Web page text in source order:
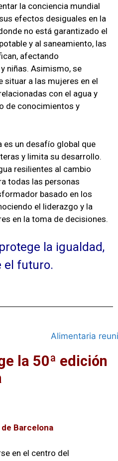
la conciencia mundial
efectos desiguales en la
no está garantizado el
y al saneamiento, las
afectando
niñas. Asimismo, se
situar a las mujeres en el
con el agua y
de conocimientos y
es un desafío global que
y limita su desarrollo.
resilientes al cambio
todas las personas
basado en los
el liderazgo y la
en la toma de decisiones.
la igualdad,
el futuro.
la 50ª edición
Barcelona
en el centro del